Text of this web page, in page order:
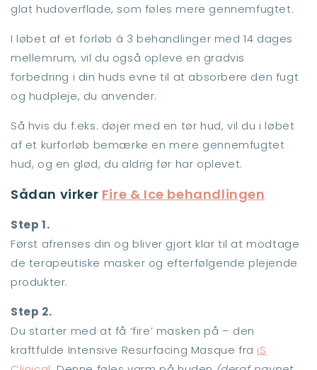
glat hudoverflade, som føles mere gennemfugtet.
I løbet af et forløb á 3 behandlinger med 14 dages
mellemrum, vil du også opleve en gradvis
forbedring i din huds evne til at absorbere den fugt
og hudpleje, du anvender.
Så hvis du f.eks. døjer med en tør hud, vil du i løbet
af et kurforløb bemærke en mere gennemfugtet
hud, og en glød, du aldrig før har oplevet.
Sådan virker Fire & Ice behandlingen
Step 1.
Først afrenses din og bliver gjort klar til at modtage
de terapeutiske masker og efterfølgende plejende
produkter.
Step 2.
Du starter med at få ‘fire’ masken på – den
kraftfulde Intensive Resurfacing Masque fra iS